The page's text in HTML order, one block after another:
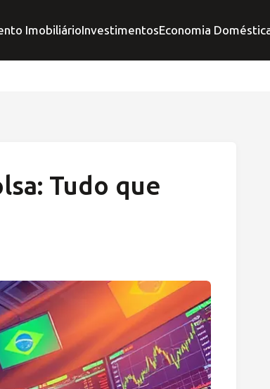
ImobiliárioInvestimentosEconomia
Tudo que